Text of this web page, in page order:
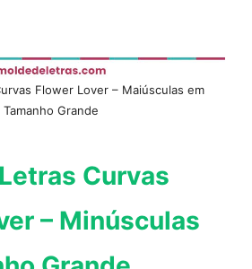
Flower Lover – Maiúsculas em
Tamanho Grande
Curvas
– Minúsculas